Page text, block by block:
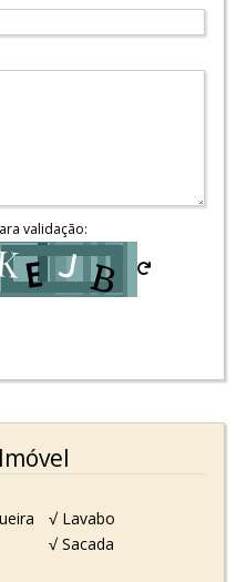
validação:
√ Lavabo
√ Sacada